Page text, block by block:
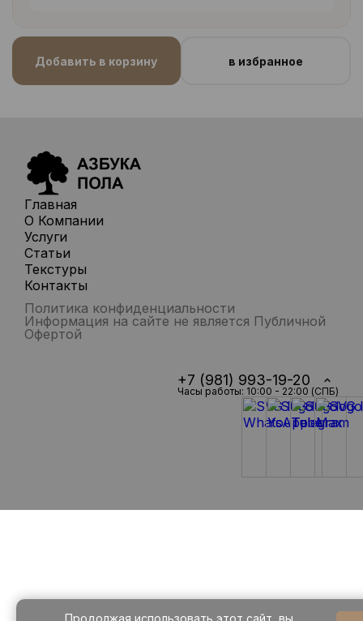
Добавить в корзину в избранное
Главная
О Компании
Услуги
Статьи
Текстуры
Контакты
Политика конфиденциальности
Информация на сайте не является Публичной
Офертой
+7 (981) 993-19-20
Часы работы: 10:00 - 22:00 (СПБ)
Продолжая использовать этот сайт, вы